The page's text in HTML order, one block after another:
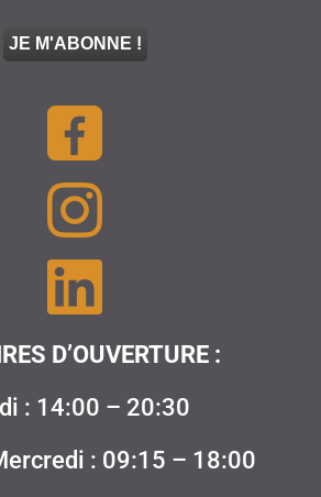
D’OUVERTURE :
: 14:00 – 20:30
: 09:15 – 18:00